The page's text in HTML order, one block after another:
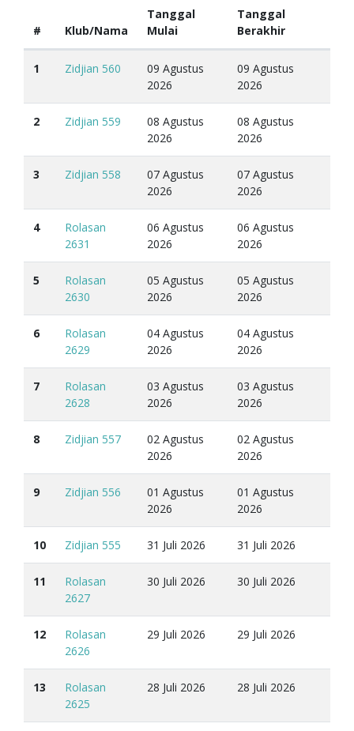
# Klub/Nama
Tanggal
Mulai
Tanggal
Berakhir
1 Zidjian 560
09 Agustus
2026
09 Agustus
2026
2 Zidjian 559
08 Agustus
2026
08 Agustus
2026
3 Zidjian 558
07 Agustus
2026
07 Agustus
2026
4
Rolasan
2631
06 Agustus
2026
06 Agustus
2026
5
Rolasan
2630
05 Agustus
2026
05 Agustus
2026
6
Rolasan
2629
04 Agustus
2026
04 Agustus
2026
7
Rolasan
2628
03 Agustus
2026
03 Agustus
2026
8 Zidjian 557
02 Agustus
2026
02 Agustus
2026
9 Zidjian 556
01 Agustus
2026
01 Agustus
2026
10 Zidjian 555 31 Juli 2026 31 Juli 2026
11
Rolasan
2627
30 Juli 2026 30 Juli 2026
12
Rolasan
2626
29 Juli 2026 29 Juli 2026
13
Rolasan
2625
28 Juli 2026 28 Juli 2026